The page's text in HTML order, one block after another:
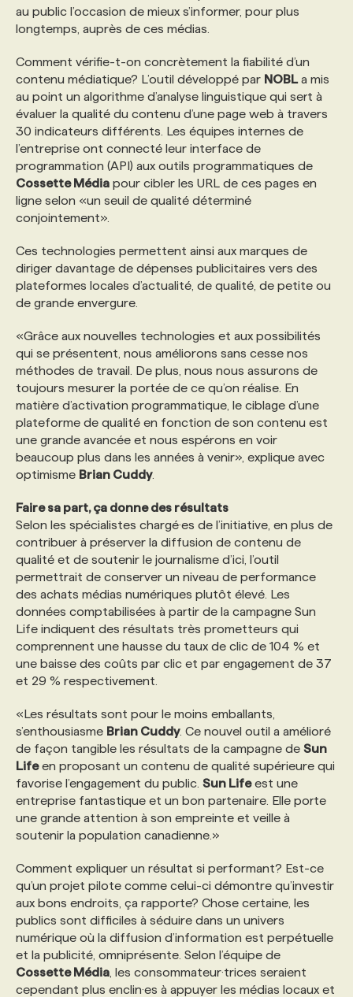
au public l’occasion de mieux s’informer, pour plus
longtemps, auprès de ces médias.
Comment vérifie-t-on concrètement la fiabilité d’un
contenu médiatique? L’outil développé par NOBLa mis
au point un algorithme d’analyse linguistique qui sert à
évaluer la qualité du contenu d’une page web à travers
30 indicateurs différents. Les équipes internes de
l’entreprise ont connecté leur interface de
programmation (API) aux outils programmatiques de
Cossette Média pour cibler les URL de ces pages en
ligne selon «un seuil de qualité déterminé
conjointement».
Ces technologies permettent ainsi aux marques de
diriger davantage de dépenses publicitaires vers des
plateformes locales d’actualité, de qualité, de petite ou
de grande envergure.
«Grâce aux nouvelles technologies et aux possibilités
qui se présentent, nous améliorons sans cesse nos
méthodes de travail. De plus, nous nous assurons de
toujours mesurer la portée de ce qu’on réalise. En
matière d’activation programmatique, le ciblage d’une
plateforme de qualité en fonction de son contenu est
une grande avancée et nous espérons en voir
beaucoup plus dans les années à venir», explique avec
optimisme Brian Cuddy.
Faire sa part, ça donne des résultats
Selon les spécialistes chargé·es de l’initiative, en plus de
contribuer à préserver la diffusion de contenu de
qualité et de soutenir le journalisme d’ici, l’outil
permettrait de conserver un niveau de performance
des achats médias numériques plutôt élevé. Les
données comptabilisées à partir de la campagne Sun
Life indiquent des résultats très prometteurs qui
comprennent une hausse du taux de clic de 104 % et
une baisse des coûts par clic et par engagement de 37
et 29 % respectivement.
«Les résultats sont pour le moins emballants,
s’enthousiasme Brian Cuddy. Ce nouvel outil a amélioré
de façon tangible les résultats de la campagne de Sun
Lifeen proposant un contenu de qualité supérieure qui
favorise l’engagement du public. Sun Lifeest une
entreprise fantastique et un bon partenaire. Elle porte
une grande attention à son empreinte et veille à
soutenir la population canadienne.»
Comment expliquer un résultat si performant? Est-ce
qu’un projet pilote comme celui-ci démontre qu’investir
aux bons endroits, ça rapporte? Chose certaine, les
publics sont difficiles à séduire dans un univers
numérique où la diffusion d’information est perpétuelle
et la publicité, omniprésente. Selon l’équipe de
Cossette Média , les consommateur·trices seraient
cependant plus enclin·es à appuyer les médias locaux et